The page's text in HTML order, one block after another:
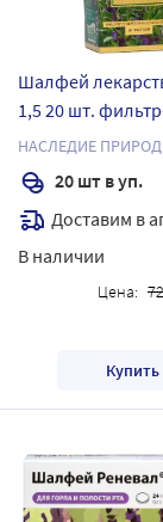
Шалфей
1,5 20 шт.
Наследие
НАСЛЕДИЕ
20 шт в уп.
Доставим в
В наличии
Цена:
Купить